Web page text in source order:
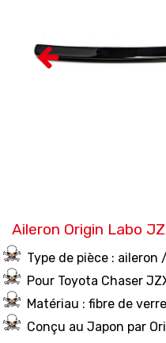
Aileron Origin Labo
Type de pièce : aileron
Pour Toyota Chaser
Matériau : fibre de
Conçu au Japon par